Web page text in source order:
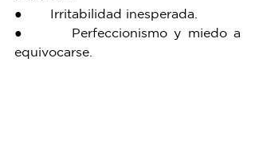
●       Irritabilidad inesperada.
●       Perfeccionismo y miedo a
equivocarse.